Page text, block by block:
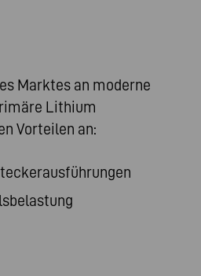
Marktes an moderne
Lithium
Vorteilen an: